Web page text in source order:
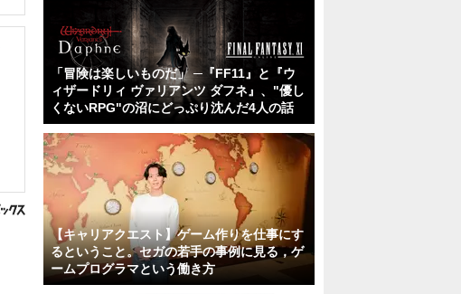
「冒険は楽しいものだ」 ─『FF11』と『ウ
ィザードリィ ヴァリアンツ ダフネ』、"優し
くないRPG"の沼にどっぷり沈んだ4人の話
【キャリアクエスト】ゲーム作りを仕事にす
るということ。セガの若手の事例に見る，ゲ
ームプログラマという働き方